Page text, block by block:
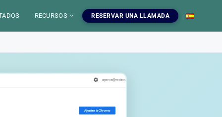
RECURSOS RESERVAR UNA LLAMADA